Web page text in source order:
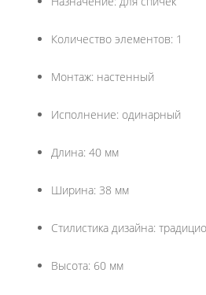
Количество элементов: 1
Монтаж: настенный
Исполнение: одинарный
Длина: 40 мм
Ширина: 38 мм
Стилистика дизайна:
Высота: 60 мм